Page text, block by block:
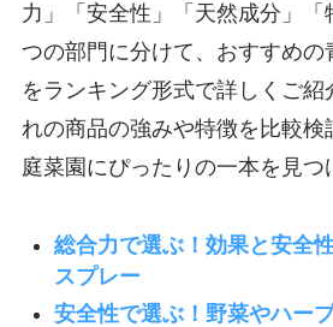
力」「安全性」「天然成分」
つの部門に分けて、おすすめの
をランキング形式で詳しくご
れの商品の強みや特徴を比較検
庭菜園にぴったりの一本を見つ
総合力で選ぶ！効果と安全
スプレー
安全性で選ぶ！野菜やハー